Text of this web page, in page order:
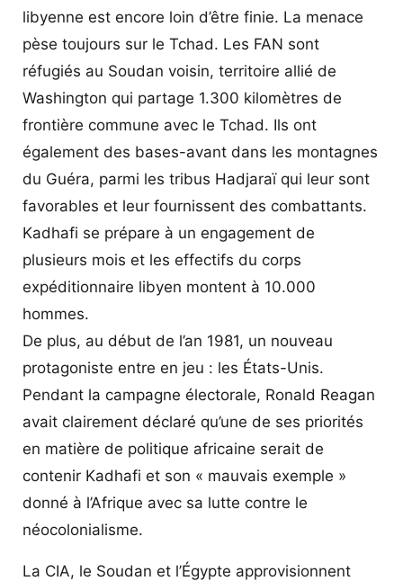
libyenne est encore loin d’être finie. La menace
pèse toujours sur le Tchad. Les FAN sont
réfugiés au Soudan voisin, territoire allié de
Washington qui partage 1.300 kilomètres de
frontière commune avec le Tchad. Ils ont
également des bases-avant dans les montagnes
du Guéra, parmi les tribus Hadjaraï qui leur sont
favorables et leur fournissent des combattants.
Kadhafi se prépare à un engagement de
plusieurs mois et les effectifs du corps
expéditionnaire libyen montent à 10.000
hommes.
De plus, au début de l’an 1981, un nouveau
protagoniste entre en jeu : les États-Unis.
Pendant la campagne électorale, Ronald Reagan
avait clairement déclaré qu’une de ses priorités
en matière de politique africaine serait de
contenir Kadhafi et son « mauvais exemple »
donné à l’Afrique avec sa lutte contre le
néocolonialisme.
La CIA, le Soudan et l’Égypte approvisionnent